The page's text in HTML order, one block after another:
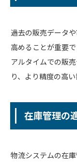
過去の販売データ
高めることが重要
アルタイムでの販
り、より精度の高
在庫管理の
物流システムの在